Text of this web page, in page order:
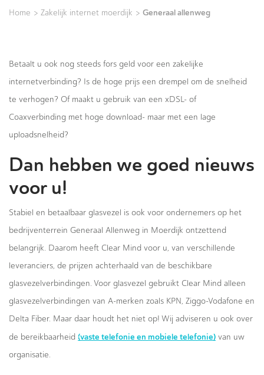
Home > Zakelijk internet moerdijk > Generaal allenweg
Betaalt u ook nog steeds fors geld voor een zakelijke
internetverbinding? Is de hoge prijs een drempel om de snelheid
te verhogen? Of maakt u gebruik van een xDSL- of
Coaxverbinding met hoge download- maar met een lage
uploadsnelheid?
Dan hebben we goed nieuws
voor u!
Stabiel en betaalbaar glasvezel is ook voor ondernemers op het
bedrijventerrein Generaal Allenweg in Moerdijk ontzettend
belangrijk. Daarom heeft Clear Mind voor u, van verschillende
leveranciers, de prijzen achterhaald van de beschikbare
glasvezelverbindingen. Voor glasvezel gebruikt Clear Mind alleen
glasvezelverbindingen van A-merken zoals KPN, Ziggo-Vodafone en
Delta Fiber. Maar daar houdt het niet op! Wij adviseren u ook over
de bereikbaarheid (vaste telefonie en mobiele telefonie) van uw
organisatie.